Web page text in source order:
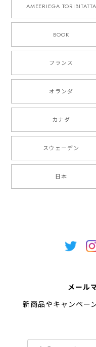
AMEERIEGA TORIBITATTA
BOOK
フランス
オランダ
カナダ
スウェーデン
日本
メール
新商品やキャンペー